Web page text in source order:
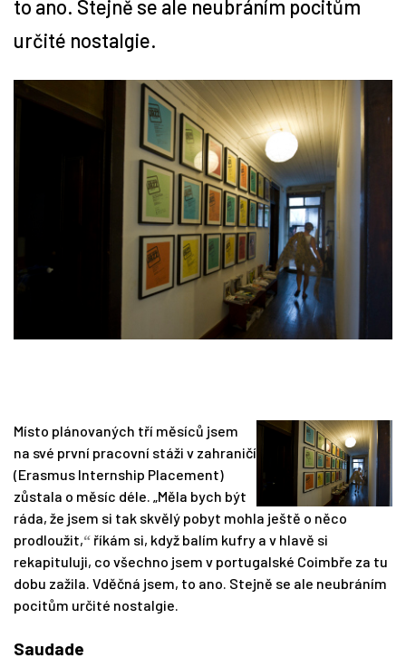
to ano. Stejně se ale neubráním pocitům
určité nostalgie.
Místo plánovaných tří měsíců jsem
na své první pracovní stáži v zahraničí
(Erasmus Internship Placement)
zůstala o měsíc déle. „Měla bych být
ráda, že jsem si tak skvělý pobyt mohla ještě o něco
prodloužit,“ říkám si, když balím kufry a v hlavě si
rekapituluji, co všechno jsem v portugalské Coimbře za tu
dobu zažila. Vděčná jsem, to ano. Stejně se ale neubráním
pocitům určité nostalgie.
Saudade